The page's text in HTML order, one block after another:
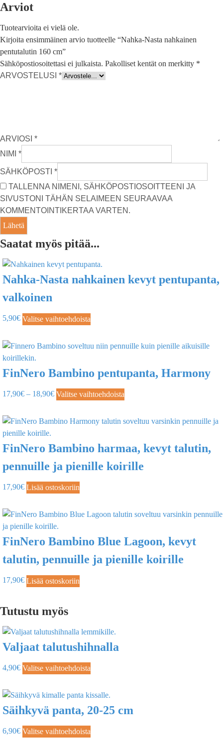
Arviot
Tuotearvioita ei vielä ole.
Kirjoita ensimmäinen arvio tuotteelle “Nahka-Nasta nahkainen
pentutalutin 160 cm”
Sähköpostiosoitettasi ei julkaista. Pakolliset kentät on merkitty *
ARVOSTELUSI *
ARVIOSI *
NIMI *
SÄHKÖPOSTI *
TALLENNA NIMENI, SÄHKÖPOSTIOSOITTEENI JA
SIVUSTONI TÄHÄN SELAIMEEN SEURAAVAA
KOMMENTOINTIKERTAA VARTEN.
Saatat myös pitää...
Nahka-Nasta nahkainen kevyt pentupanta,
valkoinen
5,90€ Valitse vaihtoehdoista
FinNero Bambino pentupanta, Harmony
17,90€ – 18,90€ Valitse vaihtoehdoista
FinNero Bambino harmaa, kevyt talutin,
pennuille ja pienille koirille
17,90€ Lisää ostoskoriin
FinNero Bambino Blue Lagoon, kevyt
talutin, pennuille ja pienille koirille
17,90€ Lisää ostoskoriin
Tutustu myös
Valjaat talutushihnalla
4,90€ Valitse vaihtoehdoista
Säihkyvä panta, 20-25 cm
6,90€ Valitse vaihtoehdoista